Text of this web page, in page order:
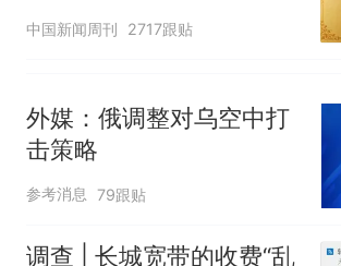
官方回应
中国新闻周刊 2717跟贴
外媒：俄调整对乌空中打
击策略
参考消息 79跟贴
调查 | 长城宽带的收费“乱